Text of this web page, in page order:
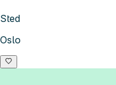
Sted
Oslo